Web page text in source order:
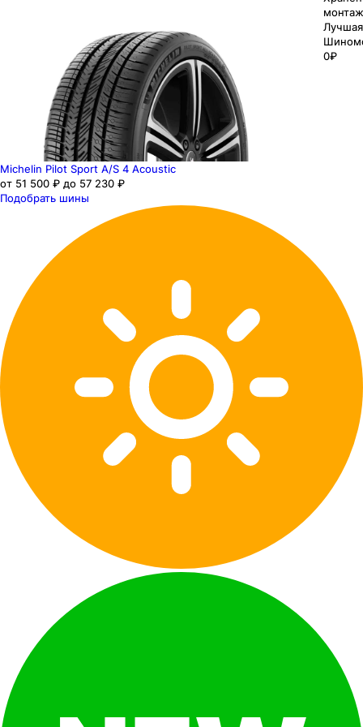
0₽
Michelin Pilot Sport A/S 4 Acoustic
от 51 500 ₽ до 57 230 ₽
Подобрать шины